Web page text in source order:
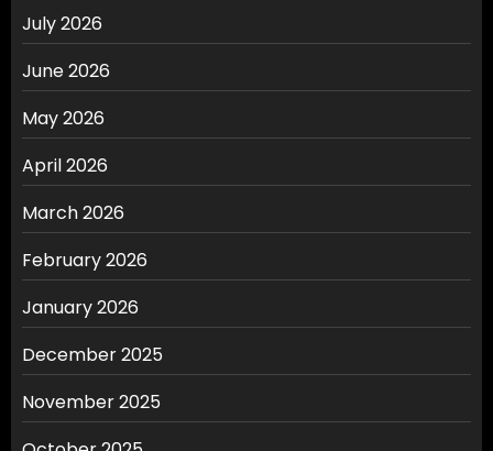
July 2026
June 2026
May 2026
April 2026
March 2026
February 2026
January 2026
December 2025
November 2025